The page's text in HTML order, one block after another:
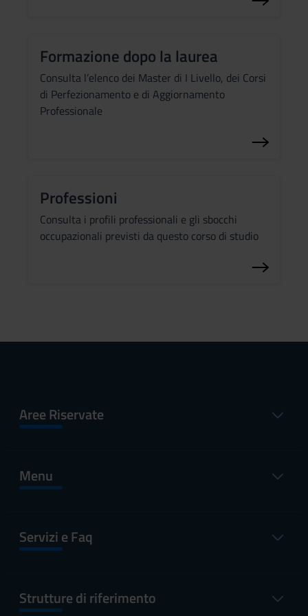
Formazione dopo la laurea
Consulta l’elenco dei Master di I Livello, dei Corsi
di Perfezionamento e di Aggiornamento
Professionale
Professioni
Consulta i profili professionali e gli sbocchi
occupazionali previsti da questo corso di studio
Aree Riservate
Menu
Servizi e Faq
Strutture di riferimento